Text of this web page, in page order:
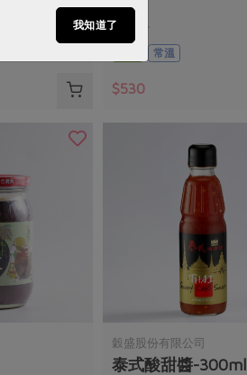
30毫升
常溫
$530
穀盛股份有限公司
泰式酸甜醬-300ml
我知道了